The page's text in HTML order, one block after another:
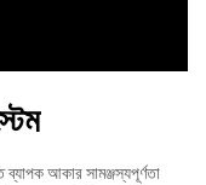
আকার সামঞ্জস্যপূর্ণতা